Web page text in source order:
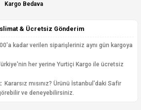
Kargo Bedava
& Ücretsiz Gönderim
kadar verilen siparişleriniz aynı gün kargoya
her yerine Yurtiçi Kargo ile ücretsiz
Kararsız mısınız? Ürünü İstanbul'daki Safir
ve deneyebilirsiniz.